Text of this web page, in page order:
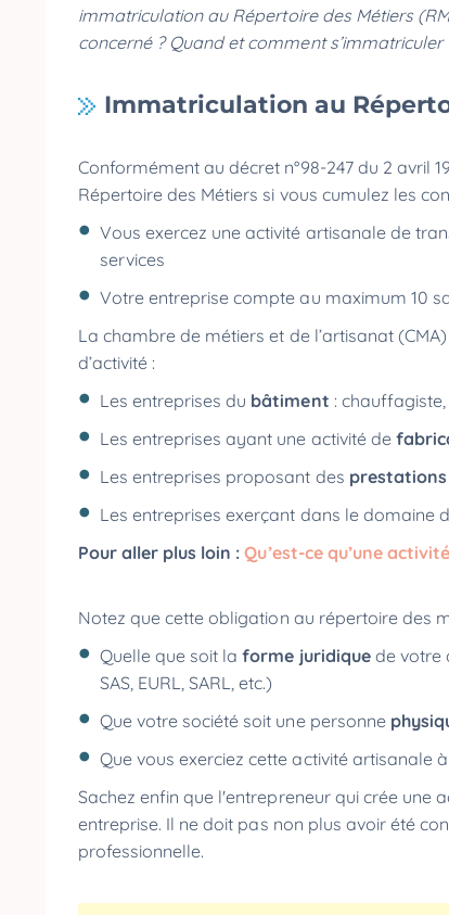
immatriculation au Répertoire des Métiers
concerné ? Quand et comment
Immatriculation au
Conformément au décret n°98-247 du 2 avril
Répertoire des Métiers si vous cumulez les
Vous exercez une activité artisanale de
services
Votre entreprise compte au maximum 10
La chambre de métiers et de l’artisanat
d’activité :
Les entreprises du bâtiment :
Les entreprises ayant une activité de
Les entreprises proposant des prestations
Les entreprises exerçant dans le domaine
Pour aller plus loin :Qu’est-ce qu’une
Notez que cette obligation au répertoire des
Quelle que soit laforme juridiquede votre
SAS, EURL, SARL, etc.)
Que votre société soit une personne
Que vous exerciez cette activité artisanale
Sachez enfin que l'entrepreneur qui crée une
entreprise. Il ne doit pas non plus avoir été
professionnelle.